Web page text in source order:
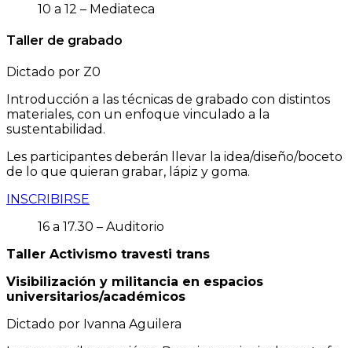
10 a 12 – Mediateca
Taller de grabado
Dictado por Z0
Introducción a las técnicas de grabado con distintos
materiales, con un enfoque vinculado a la
sustentabilidad.
Les participantes deberán llevar la idea/diseño/boceto
de lo que quieran grabar, lápiz y goma.
INSCRIBIRSE
16 a 17.30 – Auditorio
Taller Activismo travesti trans
Visibilización y militancia en espacios
universitarios/académicos
Dictado por Ivanna Aguilera